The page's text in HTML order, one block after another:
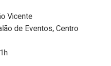
Vicente
de Eventos, Centro